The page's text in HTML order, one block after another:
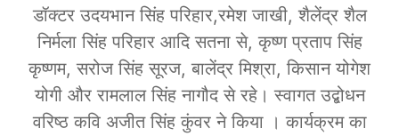
डॉक्टर उदयभान सिंह परिहार,रमेश जाखी, शैलेंद्र शैल
निर्मला सिंह परिहार आदि सतना से, कृष्ण प्रताप सिंह
कृष्णम, सरोज सिंह सूरज, बालेंद्र मिश्रा, किसान योगेश
योगी और रामलाल सिंह नागौद से रहे। स्वागत उद्बोधन
वरिष्ठ कवि अजीत सिंह कुंवर ने किया । कार्यक्रम का